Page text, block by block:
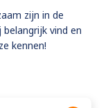
zijn in de
vind en
kennen!